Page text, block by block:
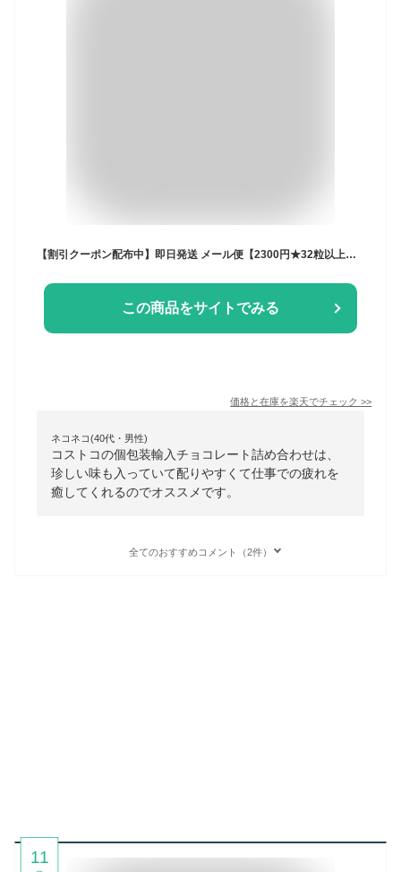
【割引クーポン配布中】即日発送 メール便【2300円★32粒以上★20種類以上】セール 大人気 大容量 チョコレート 詰め合わせ セットお試し ご褒美 福袋 お得 チョコ 個包装 お菓子 GODIVA ゴディバ リンツ フェレロ プレゼント 贈り物 コストコ ホワイトデー
この商品をサイトでみる
価格と在庫を楽天でチェック >>
ネコネコ(40代・男性)
コストコの個包装輸入チョコレート詰め合わせは、
珍しい味も入っていて配りやすくて仕事での疲れを
癒してくれるのでオススメです。
全てのおすすめコメント（2件）
11